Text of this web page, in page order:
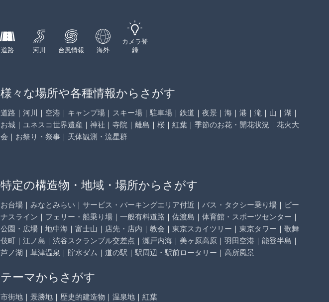
道路 河川 台風情報 海外
カメラ登
録
様々な場所や各種情報からさがす
道路 ｜ 河川 ｜ 空港 ｜ キャンプ場 ｜ スキー場 ｜ 駐車場 ｜ 鉄道 ｜ 夜景 ｜ 海 ｜ 港 ｜ 滝 ｜ 山 ｜ 湖 ｜
お城 ｜ ユネスコ世界遺産 ｜ 神社 ｜ 寺院 ｜ 離島 ｜ 桜 ｜ 紅葉 ｜ 季節のお花・開花状況 ｜ 花火大
会 ｜ お祭り・祭事 ｜ 天体観測・流星群
特定の構造物・地域・場所からさがす
お台場 ｜ みなとみらい ｜ サービス・パーキングエリア付近 ｜ バス・タクシー乗り場 ｜ ビー
ナスライン ｜ フェリー・船乗り場 ｜ 一般有料道路 ｜ 佐渡島 ｜ 体育館・スポーツセンター ｜
公園・広場 ｜ 地中海 ｜ 富士山 ｜ 店先・店内 ｜ 教会 ｜ 東京スカイツリー ｜ 東京タワー ｜ 歌舞
伎町 ｜ 江ノ島 ｜ 渋谷スクランブル交差点 ｜ 瀬戸内海 ｜ 美ヶ原高原 ｜ 羽田空港 ｜ 能登半島 ｜
芦ノ湖 ｜ 草津温泉 ｜ 貯水ダム ｜ 道の駅 ｜ 駅周辺・駅前ロータリー ｜ 高所風景
テーマからさがす
市街地 ｜ 景勝地 ｜ 歴史的建造物 ｜ 温泉地 ｜ 紅葉